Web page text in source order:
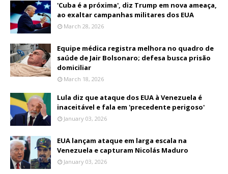
'Cuba é a próxima', diz Trump em nova ameaça,
ao exaltar campanhas militares dos EUA
March 28, 2026
Equipe médica registra melhora no quadro de
saúde de Jair Bolsonaro; defesa busca prisão
domiciliar
March 18, 2026
Lula diz que ataque dos EUA à Venezuela é
inaceitável e fala em 'precedente perigoso'
January 03, 2026
EUA lançam ataque em larga escala na
Venezuela e capturam Nicolás Maduro
January 03, 2026